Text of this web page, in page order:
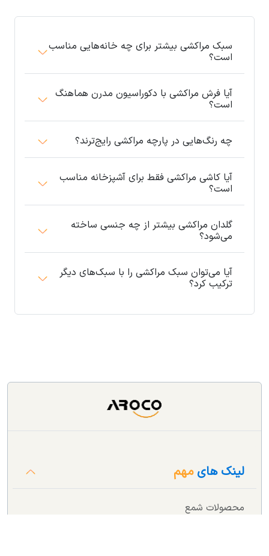
سبک مراکشی بیشتر برای چه خانه‌هایی مناسب
است؟
آیا فرش مراکشی با دکوراسیون مدرن هماهنگ
است؟
چه رنگ‌هایی در پارچه مراکشی رایج‌ترند؟
آیا کاشی مراکشی فقط برای آشپزخانه مناسب
است؟
گلدان مراکشی بیشتر از چه جنسی ساخته
می‌شود؟
آیا می‌توان سبک مراکشی را با سبک‌های دیگر
ترکیب کرد؟
لینک هایمهم
محصولات شمع